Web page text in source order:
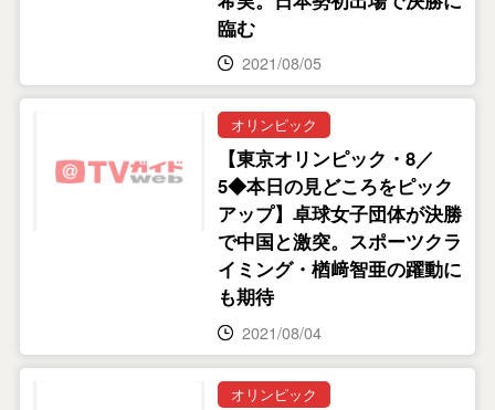
臨む
2021/08/05
オリンピック
【東京オリンピック・8／
5◆本日の見どころをピック
アップ】卓球女子団体が決勝
で中国と激突。スポーツクラ
イミング・楢﨑智亜の躍動に
も期待
2021/08/04
オリンピック